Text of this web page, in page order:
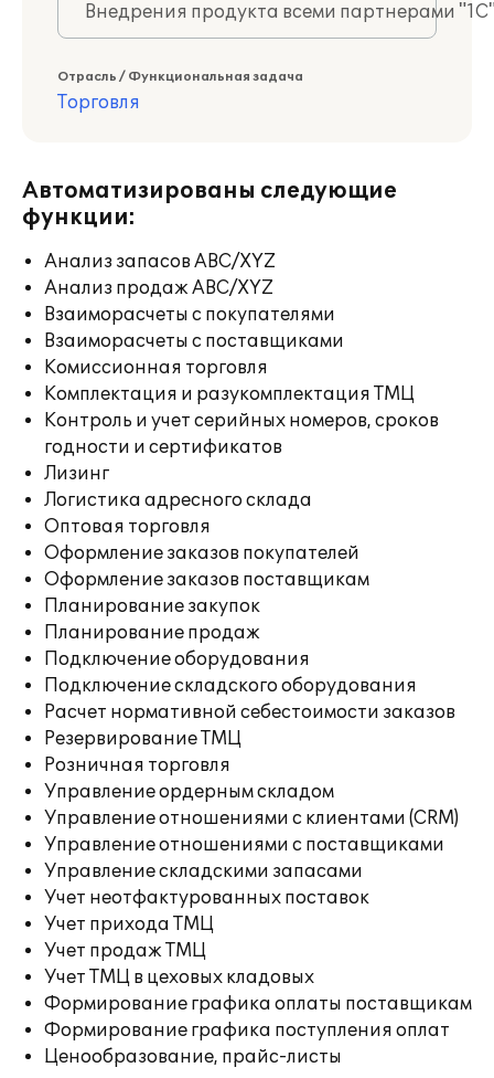
Внедрения продукта всеми партнерами
Отрасль / Функциональная задача
Торговля
Автоматизированы следующие
функции:
Анализ запасов ABC/XYZ
Анализ продаж ABC/XYZ
Взаиморасчеты с покупателями
Взаиморасчеты с поставщиками
Комиссионная торговля
Комплектация и разукомплектация ТМЦ
Контроль и учет серийных номеров, сроков
годности и сертификатов
Лизинг
Логистика адресного склада
Оптовая торговля
Оформление заказов покупателей
Оформление заказов поставщикам
Планирование закупок
Планирование продаж
Подключение оборудования
Подключение складского оборудования
Расчет нормативной себестоимости заказов
Резервирование ТМЦ
Розничная торговля
Управление ордерным складом
Управление отношениями с клиентами (CRM)
Управление отношениями с поставщиками
Управление складскими запасами
Учет неотфактурованных поставок
Учет прихода ТМЦ
Учет продаж ТМЦ
Учет ТМЦ в цеховых кладовых
Формирование графика оплаты поставщикам
Формирование графика поступления оплат
Ценообразование, прайс-листы